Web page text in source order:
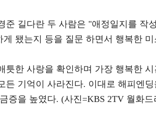
준 길다란 두 사람은 "애정일지를 작
게 됐는지 등을 질문 하면서 행복한
틋한 사랑을 확인하며 가장 행복한
든 기억이 사라진다. 이대로 해피엔
증을 높였다. (사진=KBS 2TV 월화